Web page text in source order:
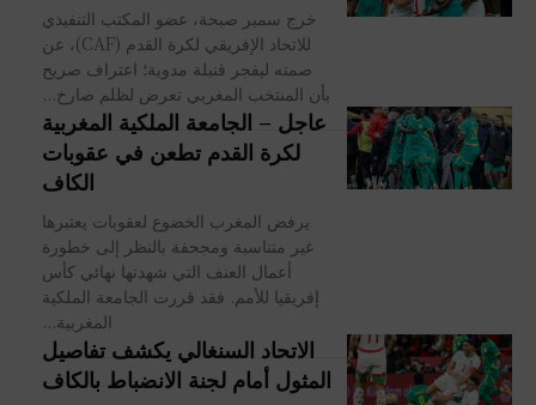
خرج سمير صبحة، عضو المكتب التنفيذي
للاتحاد الإفريقي لكرة القدم (CAF)، عن
صمته ليفجر قنبلة مدوية؛ اعتراف صريح
بأن المنتخب المغربي تعرض لظلم صارخ...
عاجل – الجامعة الملكية المغربية
لكرة القدم تطعن في عقوبات
الكاف
يرفض المغرب الخضوع لعقوبات يعتبرها
غير متناسبة ومجحفة بالنظر إلى خطورة
أعمال العنف التي شهدتها نهائي كأس
إفريقيا للأمم. فقد قررت الجامعة الملكية
المغربية...
الاتحاد السنغالي يكشف تفاصيل
المثول أمام لجنة الانضباط بالكاف